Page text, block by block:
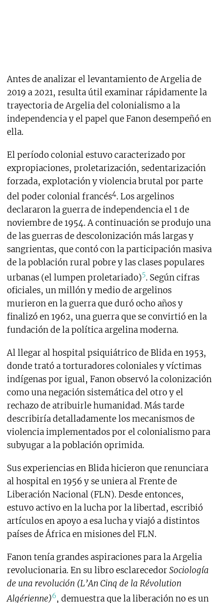
Antes de analizar el levantamiento de Argelia de
2019 a 2021, resulta útil examinar rápidamente la
trayectoria de Argelia del colonialismo a la
independencia y el papel que Fanon desempeñó en
ella.
El período colonial estuvo caracterizado por
expropiaciones, proletarización, sedentarización
forzada, explotación y violencia brutal por parte
del poder colonial francés4. Los argelinos
declararon la guerra de independencia el 1 de
noviembre de 1954. A continuación se produjo una
de las guerras de descolonización más largas y
sangrientas, que contó con la participación masiva
de la población rural pobre y las clases populares
urbanas (el lumpen proletariado)5. Según cifras
oficiales, un millón y medio de argelinos
murieron en la guerra que duró ocho años y
finalizó en 1962, una guerra que se convirtió en la
fundación de la política argelina moderna.
Al llegar al hospital psiquiátrico de Blida en 1953,
donde trató a torturadores coloniales y víctimas
indígenas por igual, Fanon observó la colonización
como una negación sistemática del otro y el
rechazo de atribuirle humanidad. Más tarde
describiría detalladamente los mecanismos de
violencia implementados por el colonialismo para
subyugar a la población oprimida.
Sus experiencias en Blida hicieron que renunciara
al hospital en 1956 y se uniera al Frente de
Liberación Nacional (FLN). Desde entonces,
estuvo activo en la lucha por la libertad, escribió
artículos en apoyo a esa lucha y viajó a distintos
países de África en misiones del FLN.
Fanon tenía grandes aspiraciones para la Argelia
revolucionaria. En su libro esclarecedorSociología
de una revolución (L’An Cinq de la Révolution
Algérienne)6, demuestra que la liberación no es un